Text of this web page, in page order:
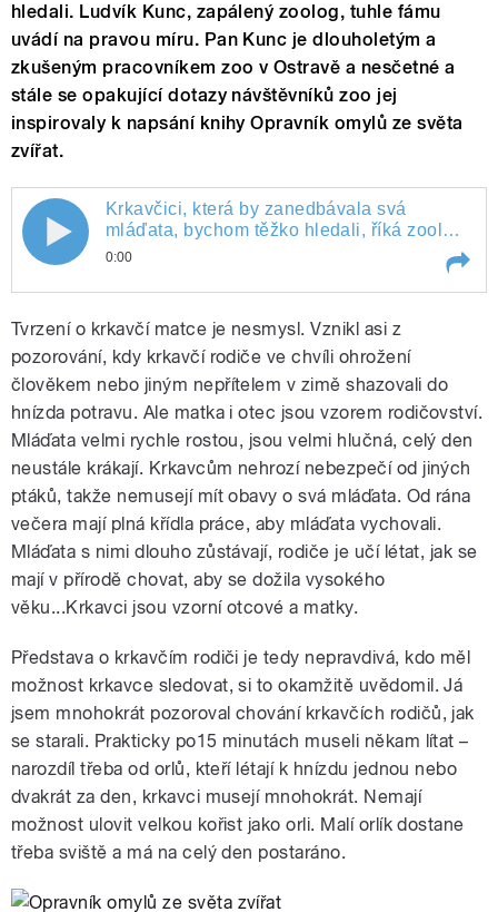
hledali. Ludvík Kunc, zapálený zoolog, tuhle fámu
uvádí na pravou míru. Pan Kunc je dlouholetým a
zkušeným pracovníkem zoo v Ostravě a nesčetné a
stále se opakující dotazy návštěvníků zoo jej
inspirovaly k napsání knihy Opravník omylů ze světa
zvířat.
pause
Krkavčici, která by zanedbávala svá
mláďata, bychom těžko hledali, říká zoolog
Ludvík Kunc ( Periskop, Milena Lukavská).
0:00
Tvrzení o krkavčí matce je nesmysl. Vznikl asi z
pozorování, kdy krkavčí rodiče ve chvíli ohrožení
člověkem nebo jiným nepřítelem v zimě shazovali do
hnízda potravu. Ale matka i otec jsou vzorem rodičovství.
Mláďata velmi rychle rostou, jsou velmi hlučná, celý den
neustále krákají. Krkavcům nehrozí nebezpečí od jiných
ptáků, takže nemusejí mít obavy o svá mláďata. Od rána
večera mají plná křídla práce, aby mláďata vychovali.
Mláďata s nimi dlouho zůstávají, rodiče je učí létat, jak se
mají v přírodě chovat, aby se dožila vysokého
věku...Krkavci jsou vzorní otcové a matky.
Představa o krkavčím rodiči je tedy nepravdivá, kdo měl
možnost krkavce sledovat, si to okamžitě uvědomil. Já
jsem mnohokrát pozoroval chování krkavčích rodičů, jak
se starali. Prakticky po15 minutách museli někam lítat –
narozdíl třeba od orlů, kteří létají k hnízdu jednou nebo
dvakrát za den, krkavci musejí mnohokrát. Nemají
možnost ulovit velkou kořist jako orli. Malí orlík dostane
třeba sviště a má na celý den postaráno.